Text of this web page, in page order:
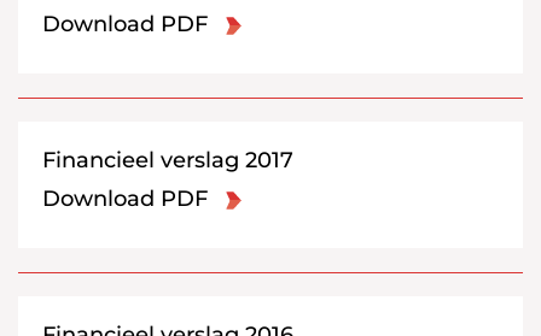
Download PDF
Financieel verslag 2017
Download PDF